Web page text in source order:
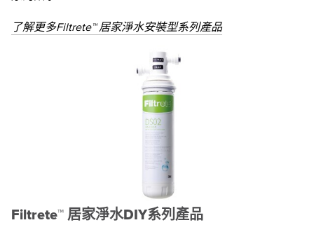
了解更多Filtrete™ 居家淨水安裝型系列產品
Filtrete™ 居家淨水DIY系列產品